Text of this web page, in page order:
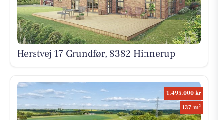
Herstvej 17 Grundfør, 8382 Hinnerup
1.495.000 kr
137 m2